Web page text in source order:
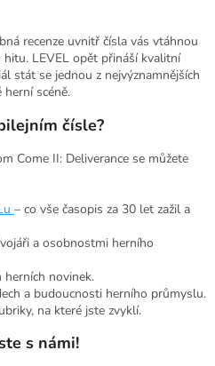
recenze uvnitř čísla vás vtáhnou
LEVEL opět přináší kvalitní
stát se jednou z nejvýznamnějších
herní scéně.
čísle?
Come II: Deliverance se můžete
– co vše časopis za 30 let zažil a
a osobnostmi herního
herních novinek.
a budoucnosti herního průmyslu.
na které jste zvyklí.
s námi!